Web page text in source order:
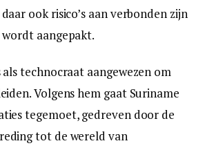
ook risico’s aan verbonden zijn
aangepakt.
technocraat aangewezen om
Volgens hem gaat Suriname
tegemoet, gedreven door de
tot de wereld van